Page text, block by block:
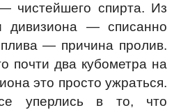
чистейшего спирта. Из
дивизиона — списанно
— причина пролив.
почти два кубометра на
это просто ужраться.
уперлись в то, что